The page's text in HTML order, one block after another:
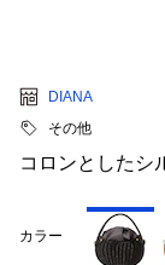
DIANA
その他
コロンとしたシ
カラー